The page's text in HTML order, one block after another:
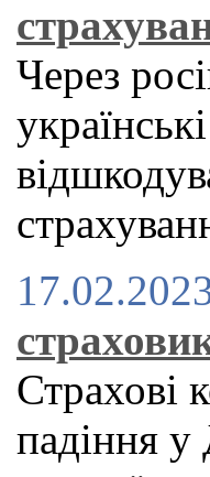
Через
Страхові
падіння